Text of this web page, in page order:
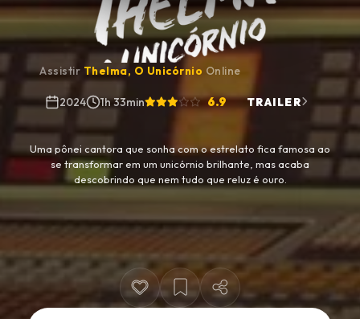
Assistir Thelma, O Unicórnio Online
2024 1h 33min 6.9 TRAILER
Uma pônei cantora que sonha com o estrelato fica famosa ao
se transformar em um unicórnio brilhante, mas acaba
descobrindo que nem tudo que reluz é ouro.